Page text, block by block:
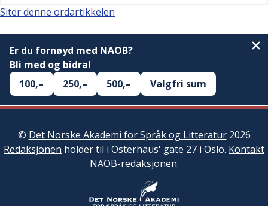
Siter denne ordartikkelen
Er du fornøyd med NAOB?
Bli med og bidra!
100,–
250,– 500,– Valgfri sum
© Det Norske Akademi for Språk og Litteratur2026
Redaksjonen holder til i Osterhaus' gate 27 i Oslo. Kontakt
NAOB-redaksjonen.